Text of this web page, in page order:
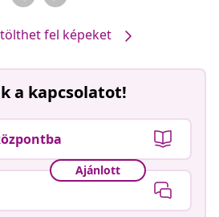
fel képeket
a kapcsolatot!
Ajánlott